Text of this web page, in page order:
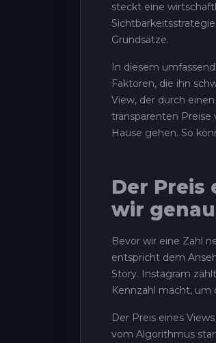
steckt eine
Grundsätze.
In diesem
Faktoren, die ihn
View, der durch
transparenten
Hause gehen. So
Der Preis
wir
Bevor wir eine Zahl
entspricht dem
Story. Instagram
Kennzahl macht, um
Der Preis eines
vom Algorithmus